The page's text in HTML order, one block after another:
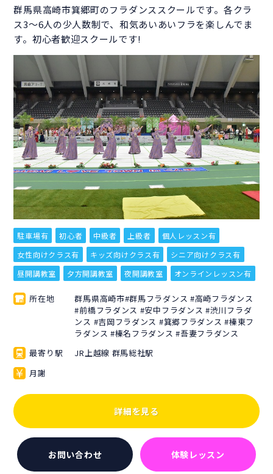
群馬県高崎市箕郷町のフラダンススクールです。各クラ
ス3〜6人の少人数制で、和気あいあいフラを楽しんでま
す。初心者歓迎スクールです!
駐車場有 初心者 中級者 上級者
個人レッスン有
女性向けクラス有
キッズ向けクラス有
シニア向けクラス有
昼開講教室
夕方開講教室 夜開講教室 オンラインレッスン有
所在地
群馬県高崎市#群馬フラダンス #高崎フラダンス
#前橋フラダンス #安中フラダンス #渋川フラダ
ンス #吉岡フラダンス #箕郷フラダンス #榛東フ
ラダンス #榛名フラダンス #吾妻フラダンス
最寄り駅
JR上越線 群馬総社駅
月謝
詳細を見る
お問い合わせ 体験レッスン